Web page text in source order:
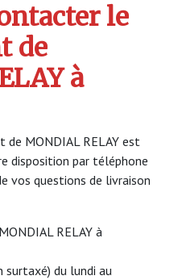
le
de
à
de MONDIAL RELAY est
disposition par téléphone
vos questions de livraison
RELAY à
surtaxé) du lundi au